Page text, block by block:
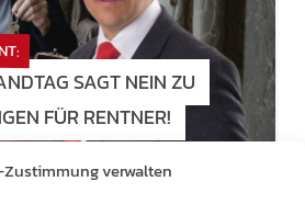
verwalten
SAGT NEIN ZU
FÜR RENTNER!